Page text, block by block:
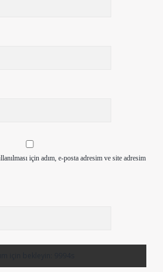
için adım, e-posta adresim ve site adresim